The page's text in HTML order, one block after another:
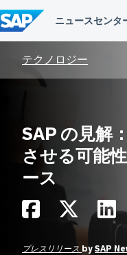
ン
テ
ン
テクノロジー
SAP の見解
させる可能
ース
プレスリリース by SAP